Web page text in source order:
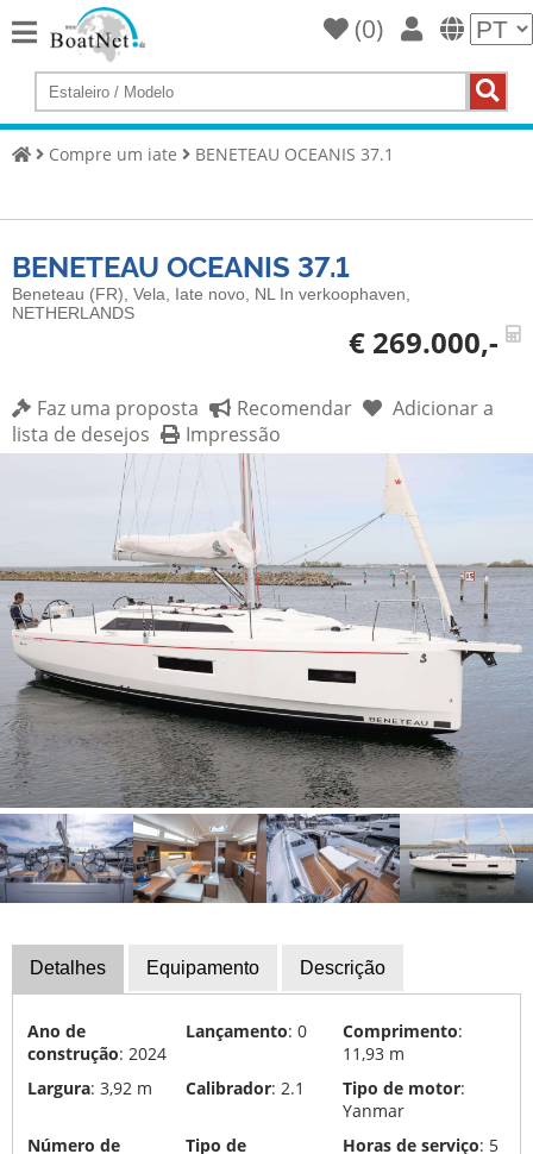
Home
Compre
iate
Vendedor
comercial
Leilões
Agentes
Serviço
Equipamentos
para
barcos
Financiamento
Barcos
roubados
Calendário
de
exposições
Especialistas
Escolas
e
esporte
Seguros
(0)
Compre um iate BENETEAU OCEANIS 37.1
BENETEAU OCEANIS 37.1
Beneteau (FR), Vela, Iate novo, NL In verkoophaven,
NETHERLANDS
€ 269.000,-
Faz uma proposta Recomendar
Adicionar a
lista de desejos
Impressão
Detalhes Equipamento Descrição
Ano de
construção: 2024
Lançamento: 0 Comprimento:
11,93 m
Largura: 3,92 m Calibrador: 2.1 Tipo de motor:
Yanmar
Número de
Tipo de
Horas de serviço: 5